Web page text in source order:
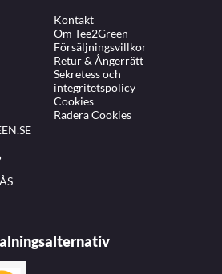
Kontakt
Om Tee2Green
Försäljningsvillkor
Retur & Ångerrätt
Sekretess och
integritetspolicy
Cookies
Radera Cookies